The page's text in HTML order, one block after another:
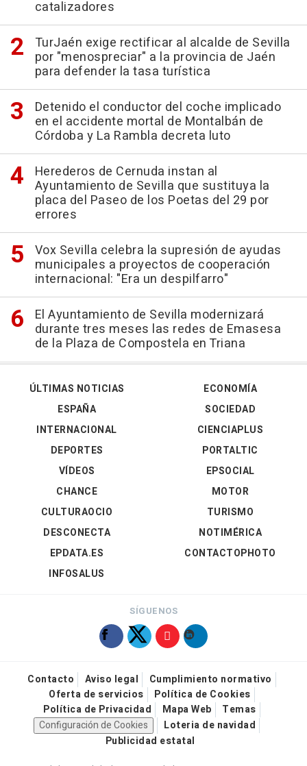
catalizadores
TurJaén exige rectificar al alcalde de Sevilla
por "menospreciar" a la provincia de Jaén
para defender la tasa turística
Detenido el conductor del coche implicado
en el accidente mortal de Montalbán de
Córdoba y La Rambla decreta luto
Herederos de Cernuda instan al
Ayuntamiento de Sevilla que sustituya la
placa del Paseo de los Poetas del 29 por
errores
Vox Sevilla celebra la supresión de ayudas
municipales a proyectos de cooperación
internacional: "Era un despilfarro"
El Ayuntamiento de Sevilla modernizará
durante tres meses las redes de Emasesa
de la Plaza de Compostela en Triana
ÚLTIMAS NOTICIAS
ESPAÑA
INTERNACIONAL
DEPORTES
VÍDEOS
ECONOMÍA
SOCIEDAD
CIENCIAPLUS
PORTALTIC
EPSOCIAL
CHANCE
CULTURAOCIO
DESCONECTA
EPDATA.ES
INFOSALUS
MOTOR
TURISMO
NOTIMÉRICA
CONTACTOPHOTO
SÍGUENOS
Contacto Aviso legal
Cumplimiento normativo
Oferta de servicios
Política de Cookies
Política de Privacidad
Mapa Web
Temas
Configuración de Cookies
Loteria de navidad
Publicidad estatal